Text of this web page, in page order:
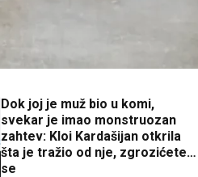
Dok joj je muž bio u komi,
svekar je imao monstruozan
zahtev: Kloi Kardašijan otkrila
šta je tražio od nje, zgrozićete
se